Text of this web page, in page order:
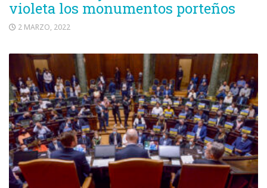
violeta los monumentos porteños
2 MARZO, 2022